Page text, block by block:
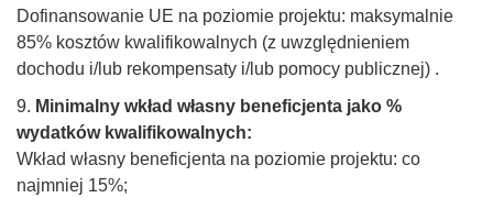
Dofinansowanie UE na poziomie projektu: maksymalnie
85% kosztów kwalifikowalnych (z uwzględnieniem
dochodu i/lub rekompensaty i/lub pomocy publicznej) .
9. Minimalny wkład własny beneficjenta jako %
wydatków kwalifikowalnych:
Wkład własny beneficjenta na poziomie projektu: co
najmniej 15%;